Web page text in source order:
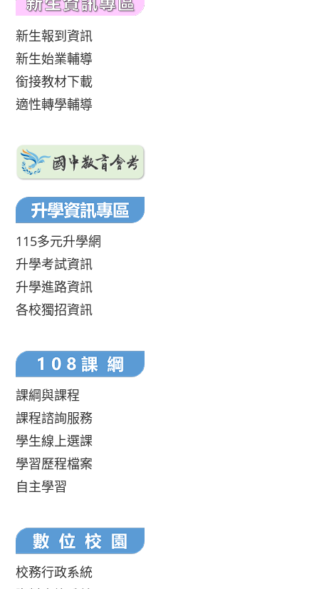
新生報到資訊
新生始業輔導
銜接教材下載
適性轉學輔導
115多元升學網
升學考試資訊
升學進路資訊
各校獨招資訊
課綱與課程
課程諮詢服務
學生線上選課
學習歷程檔案
自主學習
校務行政系統